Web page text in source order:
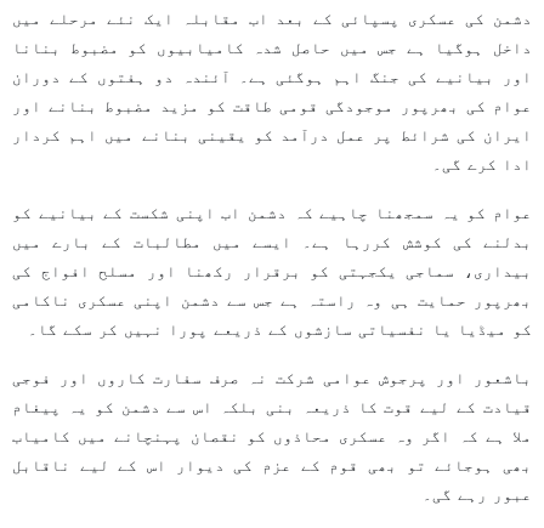
دشمن کی عسکری پسپائی کے بعد اب مقابلہ ایک نئے مرحلے میں
داخل ہوگیا ہے جس میں حاصل شدہ کامیابیوں کو مضبوط بنانا
اور بیانیے کی جنگ اہم ہوگئی ہے۔ آئندہ دو ہفتوں کے دوران
عوام کی بھرپور موجودگی قومی طاقت کو مزید مضبوط بنانے اور
ایران کی شرائط پر عمل درآمد کو یقینی بنانے میں اہم کردار
ادا کرے گی۔
عوام کو یہ سمجھنا چاہیے کہ دشمن اب اپنی شکست کے بیانیے کو
بدلنے کی کوشش کررہا ہے۔ ایسے میں مطالبات کے بارے میں
بیداری، سماجی یکجہتی کو برقرار رکھنا اور مسلح افواج کی
بھرپور حمایت ہی وہ راستہ ہے جس سے دشمن اپنی عسکری ناکامی
کو میڈیا یا نفسیاتی سازشوں کے ذریعے پورا نہیں کر سکے گا۔
باشعور اور پرجوش عوامی شرکت نہ صرف سفارت کاروں اور فوجی
قیادت کے لیے قوت کا ذریعہ بنی بلکہ اس سے دشمن کو یہ پیغام
ملا ہے کہ اگر وہ عسکری محاذوں کو نقصان پہنچانے میں کامیاب
بھی ہوجائے تو بھی قوم کے عزم کی دیوار اس کے لیے ناقابل
عبور رہے گی۔